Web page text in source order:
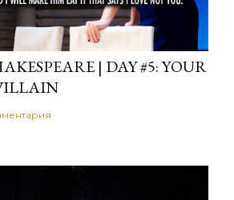
| DAY #5: YOUR